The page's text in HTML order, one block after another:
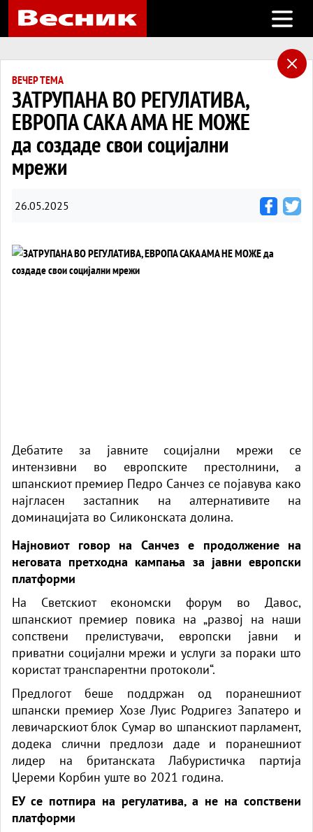
Open
ВЕЧЕР ТЕМА
ЗАТРУПАНА ВО РЕГУЛАТИВА,
ЕВРОПА САКА АМА НЕ МОЖЕ
да создаде свои социјални
мрежи
26.05.2025
Дебатите за јавните социјални мрежи се
интензивни во европските престолнини, а
шпанскиот премиер Педро Санчез се појавува како
најгласен застапник на алтернативите на
доминацијата во Силиконската долина.
Најновиот говор на Санчез е продолжение на
неговата претходна кампања за јавни европски
платформи
На Светскиот економски форум во Давос,
шпанскиот премиер повика на „развој на наши
сопствени прелистувачи, европски јавни и
приватни социјални мрежи и услуги за пораки што
користат транспарентни протоколи“.
Предлогот беше поддржан од поранешниот
шпански премиер Хозе Луис Родригез Запатеро и
левичарскиот блок Сумар во шпанскиот парламент,
додека слични предлози даде и поранешниот
лидер на британската Лабуристичка партија
Џереми Корбин уште во 2021 година.
ЕУ се потпира на регулатива, а не на сопствени
платформи